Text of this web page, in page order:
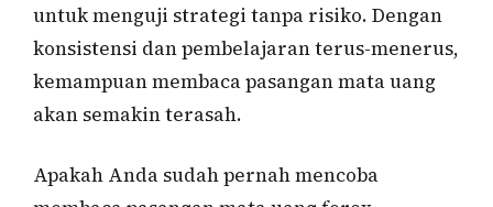
untuk menguji strategi tanpa risiko. Dengan
konsistensi dan pembelajaran terus-menerus,
kemampuan membaca pasangan mata uang
akan semakin terasah.
Apakah Anda sudah pernah mencoba